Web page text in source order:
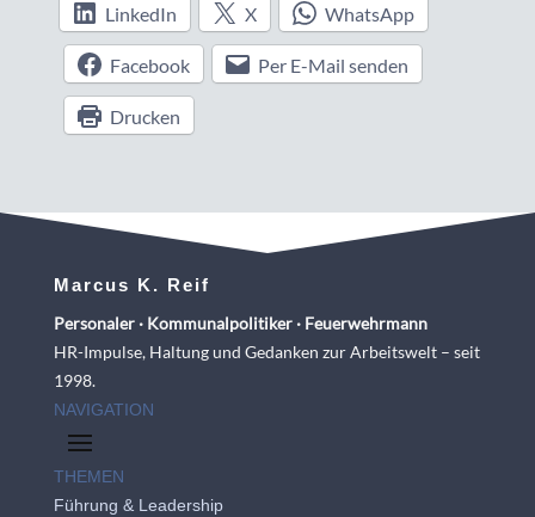
LinkedIn X WhatsApp
Facebook Per E-Mail senden
Drucken
Marcus K. Reif
Personaler · Kommunalpolitiker · Feuerwehrmann
HR-Impulse, Haltung und Gedanken zur Arbeitswelt – seit
1998.
NAVIGATION
THEMEN
Führung & Leadership